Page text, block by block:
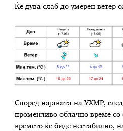
Ќе дува слаб до умерен ветер
Според најавата на УХМР,
променливо облачно време со
времето ќе биде нестабилно,